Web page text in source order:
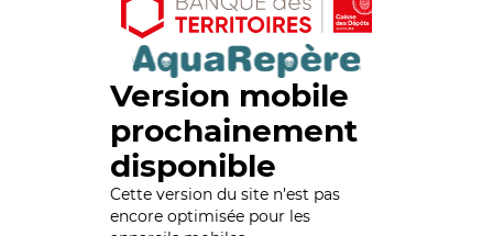
Version mobile
prochainement
disponible
Cette version du site n’est pas
encore optimisée pour les